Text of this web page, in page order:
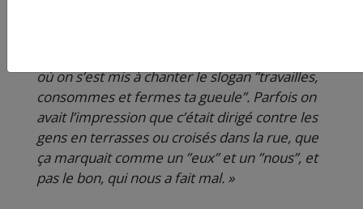
où on s’est mis à chanter le slogan ”travailles,
consommes et fermes ta gueule”. Parfois on
avait l’impression que c’était dirigé contre les
gens en terrasses ou croisés dans la rue, que
ça marquait comme un ”eux” et un ”nous”, et
pas le bon, qui nous a fait mal. »